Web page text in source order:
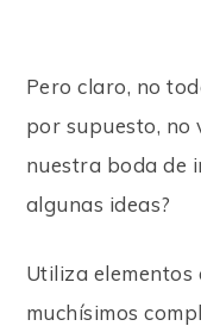
Pero claro, no
por supuesto, no
nuestra boda de
algunas ideas?
Utiliza elementos
muchísimos